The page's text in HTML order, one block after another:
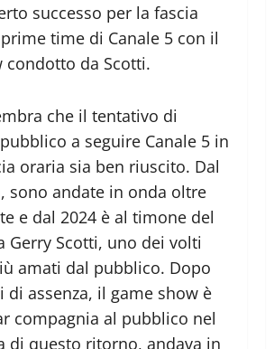
successo per la fascia
prime time di Canale 5 con il
condotto da Scotti.
che il tentativo di
a seguire Canale 5 in
oraria sia ben riuscito. Dal
sono andate in onda oltre
e dal 2024 è al timone del
Gerry Scotti, uno dei volti
amati dal pubblico. Dopo
di assenza, il game show è
compagnia al pubblico nel
di questo ritorno, andava in